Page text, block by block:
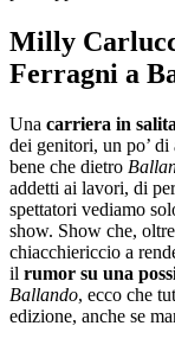
Milly
Ferragni a
Una carriera in salita
dei genitori, un po’ di
bene che dietro
addetti ai lavori, di
spettatori vediamo
show. Show che,
chiacchiericcio a
il rumor su una
Ballando, ecco che
edizione, anche se